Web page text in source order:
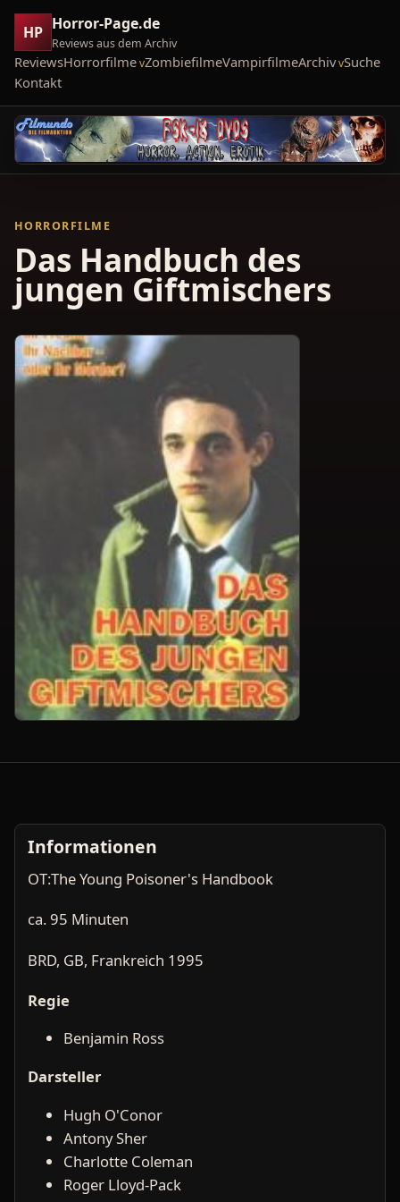
HP Horror-Page.de
Reviews aus dem Archiv
ReviewsHorrorfilme ZombiefilmeVampirfilmeArchiv Suche
Kontakt
HORRORFILME
Das Handbuch des
jungen Giftmischers
Informationen
OT:The Young Poisoner's Handbook
ca. 95 Minuten
BRD, GB, Frankreich 1995
Regie
Benjamin Ross
Darsteller
Hugh O'Conor
Antony Sher
Charlotte Coleman
Roger Lloyd-Pack